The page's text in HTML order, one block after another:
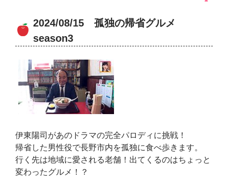
2024/08/15 孤独の帰省グルメ
season3
伊東陽司があのドラマの完全パロディに挑戦！
帰省した男性役で長野市内を孤独に食べ歩きます。
行く先は地域に愛される老舗！出てくるのはちょっと
変わったグルメ！？